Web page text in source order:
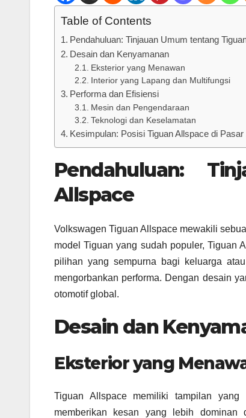
Table of Contents
Pendahuluan: Tinjauan Umum tentang
Desain dan Kenyamanan
Eksterior yang Menawan
Interior yang Lapang dan Multifungsi
Performa dan Efisiensi
Mesin dan Pengendaraan
Teknologi dan Keselamatan
Kesimpulan: Posisi Tiguan Allspace di
Pendahuluan:
Allspace
Volkswagen Tiguan Allspace mewakili
model Tiguan yang sudah populer, Tiguan
pilihan yang sempurna bagi keluarga
mengorbankan performa. Dengan desain
otomotif global.
Desain dan
Eksterior yang
Tiguan Allspace memiliki tampilan
memberikan kesan yang lebih